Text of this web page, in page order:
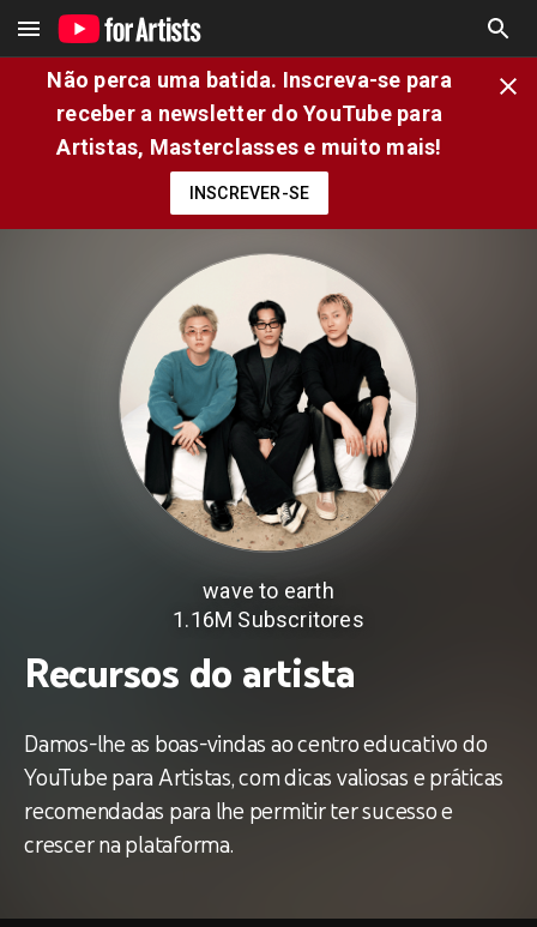
Não perca uma batida. Inscreva-se para
receber a newsletter do YouTube para
Artistas, Masterclasses e muito mais!
INSCREVER-SE
Recursos do artista
Damos-lhe as boas-vindas ao centro educativo do
YouTube para Artistas, com dicas valiosas e práticas
recomendadas para lhe permitir ter sucesso e
crescer na plataforma.
wave to earth
1.16M Subscritores